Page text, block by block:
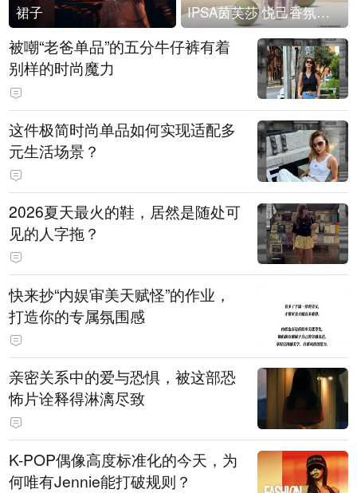
裙子 IPSA茵芙莎 悦己香氛凝露上市
被嘲“老爸单品”的五分牛仔裤有着
别样的时尚魔力
这件极简时尚单品如何实现适配多
元生活场景？
2026夏天最火的鞋，居然是随处可
见的人字拖？
快来抄“内娱审美天赋怪”的作业，
打造你的专属氛围感
亲密关系中的爱与恐惧，被这部恐
怖片诠释得淋漓尽致
K-POP偶像高度标准化的今天，为
何唯有Jennie能打破规则？